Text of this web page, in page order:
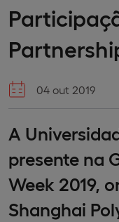
04 out 2019
A
presente na
Week 2019,
Shanghai